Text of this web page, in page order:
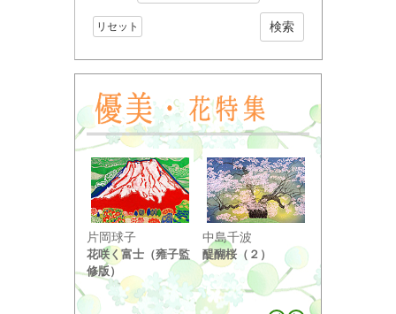
リセット
片岡球子
花咲く富士（雍子監
修版）
中島千波
醍醐桜（２）
り ...